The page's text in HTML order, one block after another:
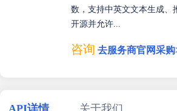
数，支持中英文文本生成、
开源并允许...
咨询 去服务商官网采购
API详情 关于我们